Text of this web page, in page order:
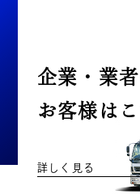
企業・業
お客様は
詳しく見る